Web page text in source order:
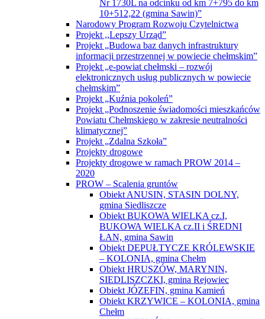
Nr 1730L na odcinku od km 7+795 do km
10+512,22 (gmina Sawin)”
Narodowy Program Rozwoju Czytelnictwa
Projekt ,,Lepszy Urząd”
Projekt „Budowa baz danych infrastruktury
informacji przestrzennej w powiecie chełmskim”
Projekt „e-powiat chełmski – rozwój
elektronicznych usług publicznych w powiecie
chełmskim”
Projekt „Kuźnia pokoleń”
Projekt „Podnoszenie świadomości mieszkańców
Powiatu Chełmskiego w zakresie neutralności
klimatycznej”
Projekt „Zdalna Szkoła”
Projekty drogowe
Projekty drogowe w ramach PROW 2014 –
2020
PROW – Scalenia gruntów
Obiekt ANUSIN, STASIN DOLNY,
gmina Siedliszcze
Obiekt BUKOWA WIELKA cz.I,
BUKOWA WIELKA cz.II i ŚREDNI
ŁAN, gmina Sawin
Obiekt DEPUŁTYCZE KRÓLEWSKIE
– KOLONIA, gmina Chełm
Obiekt HRUSZÓW, MARYNIN,
SIEDLISZCZKI, gmina Rejowiec
Obiekt JÓZEFIN, gmina Kamień
Obiekt KRZYWICE – KOLONIA, gmina
Chełm